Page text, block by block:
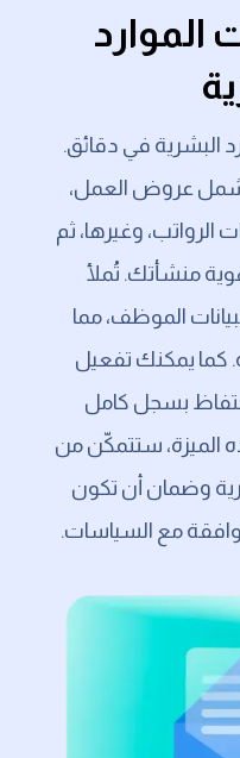
الموارد
البشرية في دقائق.
تشمل عروض العمل،
وغيرها، ثم
منشأتك. تُملأ
الموظف، مما
كما يمكنك تفعيل
بسجل كامل
الميزة، ستتمكّن من
وضمان أن تكون
مع السياسات.